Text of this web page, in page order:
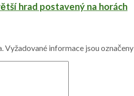
hrad postavený na horách
Vyžadované informace jsou označeny